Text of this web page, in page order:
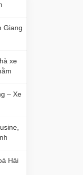
Giang
xe
– Xe
Hải